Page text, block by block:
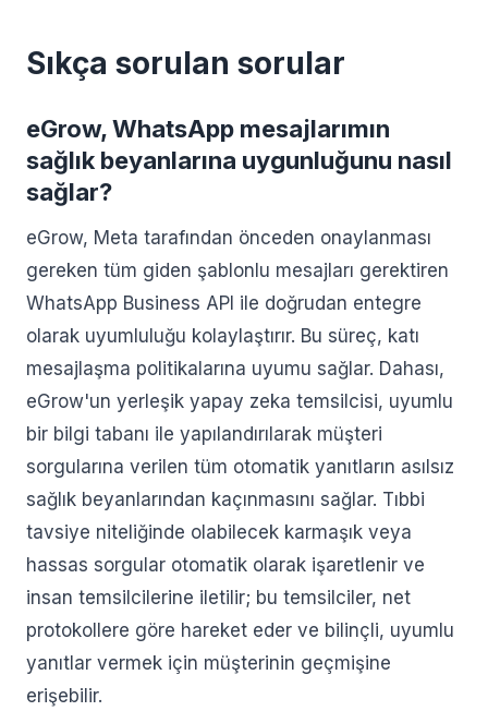
Sıkça sorulan sorular
eGrow, WhatsApp mesajlarımın
sağlık beyanlarına uygunluğunu nasıl
sağlar?
eGrow, Meta tarafından önceden onaylanması
gereken tüm giden şablonlu mesajları gerektiren
WhatsApp Business API ile doğrudan entegre
olarak uyumluluğu kolaylaştırır. Bu süreç, katı
mesajlaşma politikalarına uyumu sağlar. Dahası,
eGrow'un yerleşik yapay zeka temsilcisi, uyumlu
bir bilgi tabanı ile yapılandırılarak müşteri
sorgularına verilen tüm otomatik yanıtların asılsız
sağlık beyanlarından kaçınmasını sağlar. Tıbbi
tavsiye niteliğinde olabilecek karmaşık veya
hassas sorgular otomatik olarak işaretlenir ve
insan temsilcilerine iletilir; bu temsilciler, net
protokollere göre hareket eder ve bilinçli, uyumlu
yanıtlar vermek için müşterinin geçmişine
erişebilir.